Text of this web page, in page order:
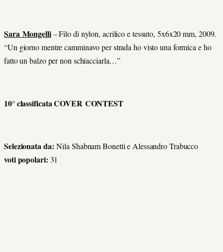
Sara Mongelli– Filo di nylon, acrilico e tessuto, 5x6x20 mm, 2009.
“Un giorno mentre camminavo per strada ho visto una formica e ho
fatto un balzo per non schiacciarla…”
10° classificata COVER CONTEST
Selezionata da: Nila Shabnam Bonetti e Alessandro Trabucco
voti popolari: 31